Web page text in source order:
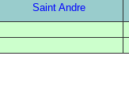
Saint Andre